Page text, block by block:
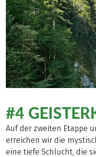
#4
Auf der zweiten Etappe
erreichen wir die
eine tiefe Schlucht, die